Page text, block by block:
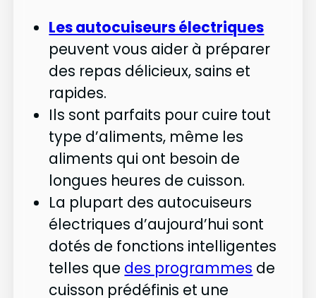
Les autocuiseurs électriques
peuvent vous aider à préparer
des repas délicieux, sains et
rapides.
Ils sont parfaits pour cuire tout
type d’aliments, même les
aliments qui ont besoin de
longues heures de cuisson.
La plupart des autocuiseurs
électriques d’aujourd’hui sont
dotés de fonctions intelligentes
telles que des programmes de
cuisson prédéfinis et une